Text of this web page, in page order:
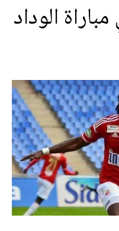
الوداد